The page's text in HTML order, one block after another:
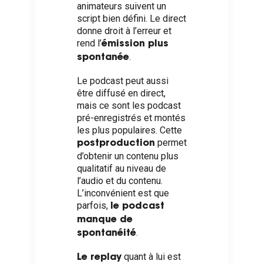
animateurs suivent un
script bien défini. Le direct
donne droit à l’erreur et
rend l’émission plus
spontanée.
Le podcast peut aussi
être diffusé en direct,
mais ce sont les podcast
pré-enregistrés et montés
les plus populaires. Cette
postproduction permet
d’obtenir un contenu plus
qualitatif au niveau de
l’audio et du contenu.
L’inconvénient est que
parfois, le podcast
manque de
spontanéité.
Le replayquant à lui est